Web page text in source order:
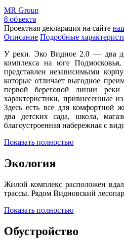
MR Group
8 объекта
Проектная декларация на сайте
Описание Подробные
У реки. Эко Видное 2.0 — два
комплекса на юге
представлен независимыми
которые отличает выгодное
первой береговой линии
характеристики, привнесенные
Здесь есть все для комфортной
два детских сада, школа,
благоустроенная набережная с
Показать полностью
Экология
Жилой комплекс расположен
трассы. Рядом Видновский
Показать полностью
Обустройство